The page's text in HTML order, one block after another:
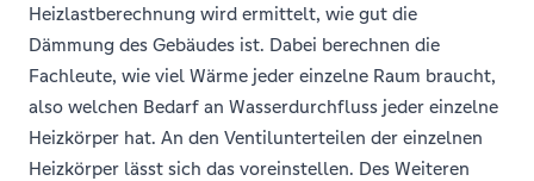
Heizlastberechnung wird ermittelt, wie gut die
Dämmung des Gebäudes ist. Dabei berechnen die
Fachleute, wie viel Wärme jeder einzelne Raum braucht,
also welchen Bedarf an Wasserdurchfluss jeder einzelne
Heizkörper hat. An den Ventilunterteilen der einzelnen
Heizkörper lässt sich das voreinstellen. Des Weiteren